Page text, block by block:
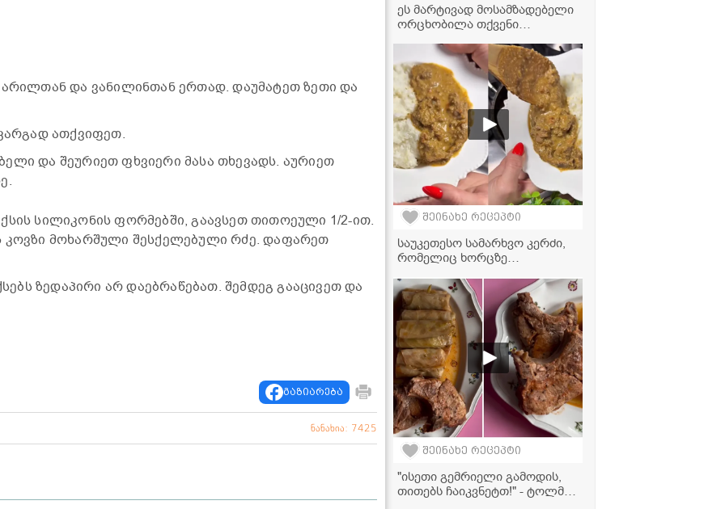
და ვანილინთან ერთად. დაუმატეთ ზეთი და
ათქვიფეთ.
და შეურიეთ ფხვიერი მასა თხევადს. აურიეთ
სილიკონის ფორმებში, გაავსეთ თითოეული 1/2-ით.
კოვზი მოხარშული შესქელებული რძე. დაფარეთ
ზედაპირი არ დაებრაწებათ. შემდეგ გააცივეთ და
გაზიარება
ნანახია: 7425
ეს მარტივად მოსამზადებელი
ორცხობილა თქვენი
სასუსნავი გახდება
შეინახე რეცეპტი
საუკეთესო სამარხვო კერძი,
რომელიც ხორცზე
მარტივი რეცეპტი
შეინახე რეცეპტი
"ისეთი გემრიელი გამოდის,
თითებს ჩაიკვნეტთ!" - ტოლმა